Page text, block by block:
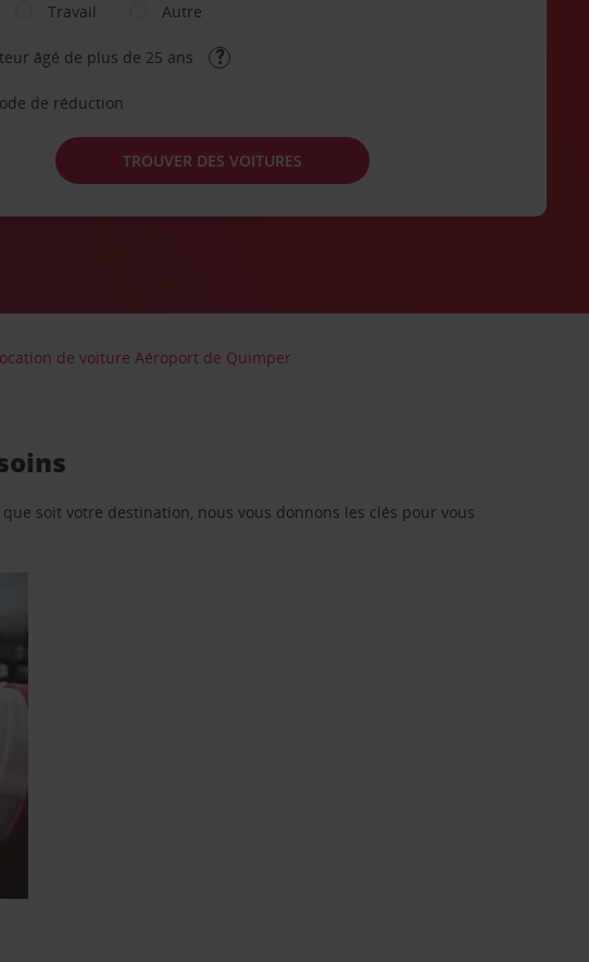
Travail Autre
âgé de plus de 25 ans
de réduction
TROUVER DES VOITURES
de voiture Aéroport de Quimper
soit votre destination, nous vous donnons les clés pour vous